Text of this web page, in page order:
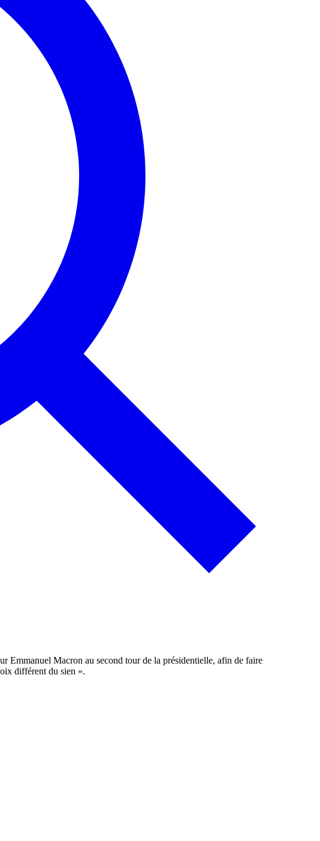
Emmanuel Macron au second tour de la présidentielle, afin de faire
différent du sien ».